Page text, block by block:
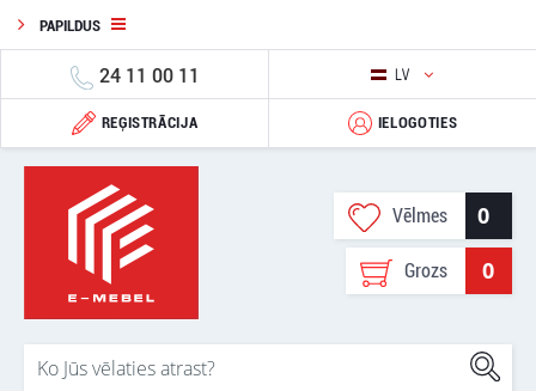
PAPILDUS
24 11 00 11 LV
REĢISTRĀCIJA IELOGOTIES
Vēlmes 0
Grozs 0